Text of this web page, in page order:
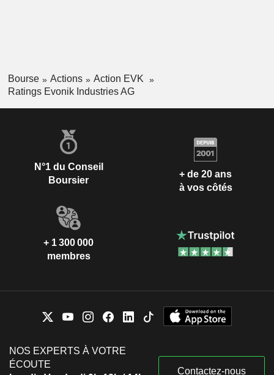
Bourse Actions
Action EVK
Ratings Evonik Industries AG
N°1 du Conseil
Boursier
+ de 20 ans
à vos côtés
+ 1 300 000
membres
NOS EXPERTS À VOTRE
ÉCOUTE
Contactez-nous